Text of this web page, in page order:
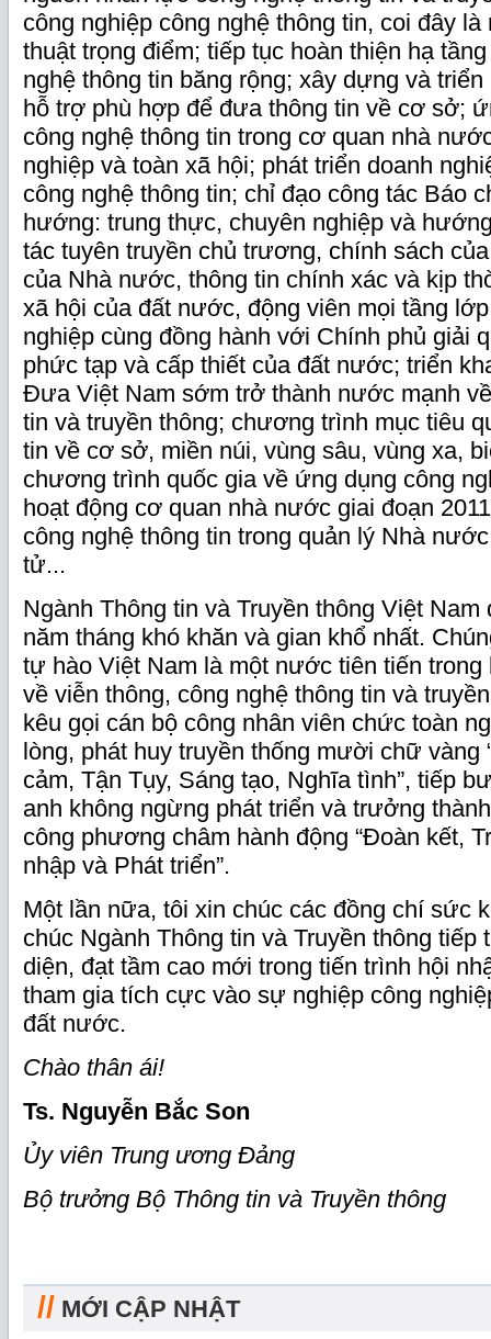
công nghiệp công nghệ thông tin, coi đây
thuật trọng điểm; tiếp tục hoàn thiện hạ
nghệ thông tin băng rộng; xây dựng và
hỗ trợ phù hợp để đưa thông tin về cơ sở;
công nghệ thông tin trong cơ quan nhà
nghiệp và toàn xã hội; phát triển doanh
công nghệ thông tin; chỉ đạo công tác Báo
hướng: trung thực, chuyên nghiệp và
tác tuyên truyền chủ trương, chính sách
của Nhà nước, thông tin chính xác và kịp
xã hội của đất nước, động viên mọi tầng
nghiệp cùng đồng hành với Chính phủ giải
phức tạp và cấp thiết của đất nước; triển
Đưa Việt Nam sớm trở thành nước mạnh
tin và truyền thông; chương trình mục tiêu
tin về cơ sở, miền núi, vùng sâu, vùng xa,
chương trình quốc gia về ứng dụng công
hoạt động cơ quan nhà nước giai đoạn
công nghệ thông tin trong quản lý Nhà
tử...
Ngành Thông tin và Truyền thông Việt
năm tháng khó khăn và gian khổ nhất.
tự hào Việt Nam là một nước tiên tiến
về viễn thông, công nghệ thông tin và
kêu gọi cán bộ công nhân viên chức toàn
lòng, phát huy truyền thống mười chữ vàng
cảm, Tận Tụy, Sáng tạo, Nghĩa tình”, tiếp
anh không ngừng phát triển và trưởng
công phương châm hành động “Đoàn kết,
nhập và Phát triển”.
Một lần nữa, tôi xin chúc các đồng chí sức
chúc Ngành Thông tin và Truyền thông tiếp
diện, đạt tầm cao mới trong tiến trình hội
tham gia tích cực vào sự nghiệp công
đất nước.
Chào thân ái!
Ts. Nguyễn Bắc Son
Ủy viên Trung ương Đảng
Bộ trưởng Bộ Thông tin và Truyền thông
// MỚI CẬP NHẬT